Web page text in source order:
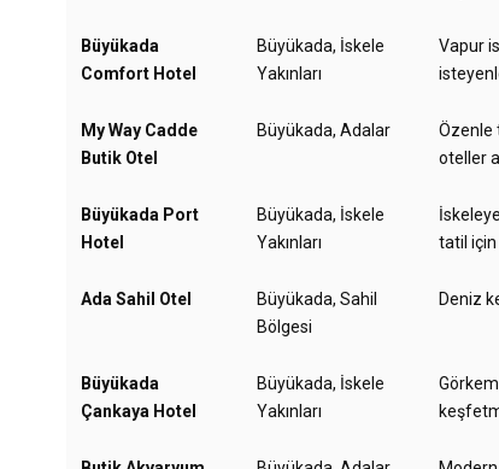
Büyükada
Comfort Hotel
Büyükada, İskele
Yakınları
Vapur
My Way Cadde
Butik Otel
Büyükada, Adalar
Özenle
oteller
Büyükada Port
Hotel
Büyükada, İskele
Yakınları
tatil için
Ada Sahil Otel
Büyükada, Sahil
Bölgesi
Deniz
Büyükada
Çankaya Hotel
Büyükada, İskele
Yakınları